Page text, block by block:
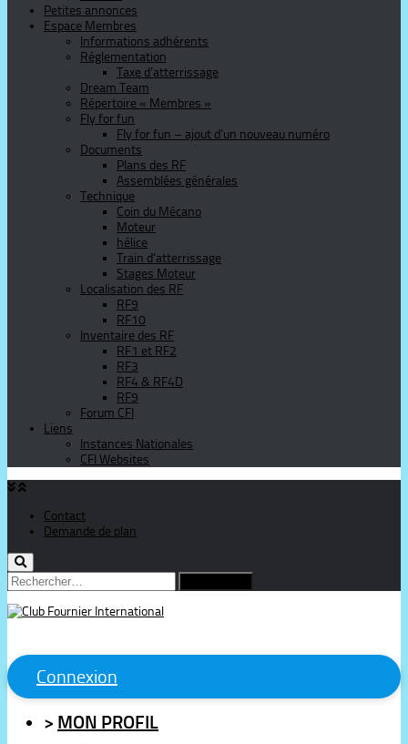
Petites annonces
Espace Membres
Informations adhérents
Réglementation
Taxe d’atterrissage
Dream Team
Répertoire « Membres »
Fly for fun
Fly for fun – ajout d’un nouveau numéro
Documents
Plans des RF
Assemblées générales
Technique
Coin du Mécano
Moteur
hélice
Train d’atterrissage
Stages Moteur
Localisation des RF
RF9
RF10
Inventaire des RF
RF1 et RF2
RF3
RF4 & RF4D
RF9
Forum CFI
Liens
Instances Nationales
CFI Websites
Contact
Demande de plan
Rechercher :
Connexion
> MON PROFIL